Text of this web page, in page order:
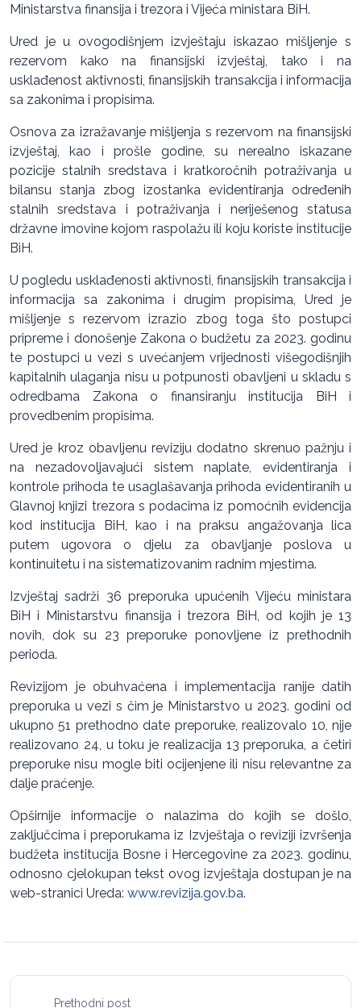
Ministarstva finansija i trezora i Vijeća ministara BiH.
Ured je u ovogodišnjem izvještaju iskazao mišljenje s
rezervom kako na finansijski izvještaj, tako i na
usklađenost aktivnosti, finansijskih transakcija i informacija
sa zakonima i propisima.
Osnova za izražavanje mišljenja s rezervom na finansijski
izvještaj, kao i prošle godine, su nerealno iskazane
pozicije stalnih sredstava i kratkoročnih potraživanja u
bilansu stanja zbog izostanka evidentiranja određenih
stalnih sredstava i potraživanja i neriješenog statusa
državne imovine kojom raspolažu ili koju koriste institucije
BiH.
U pogledu usklađenosti aktivnosti, finansijskih transakcija i
informacija sa zakonima i drugim propisima, Ured je
mišljenje s rezervom izrazio zbog toga što postupci
pripreme i donošenje Zakona o budžetu za 2023. godinu
te postupci u vezi s uvećanjem vrijednosti višegodišnjih
kapitalnih ulaganja nisu u potpunosti obavljeni u skladu s
odredbama Zakona o finansiranju institucija BiH i
provedbenim propisima.
Ured je kroz obavljenu reviziju dodatno skrenuo pažnju i
na nezadovoljavajući sistem naplate, evidentiranja i
kontrole prihoda te usaglašavanja prihoda evidentiranih u
Glavnoj knjizi trezora s podacima iz pomoćnih evidencija
kod institucija BiH, kao i na praksu angažovanja lica
putem ugovora o djelu za obavljanje poslova u
kontinuitetu i na sistematizovanim radnim mjestima.
Izvještaj sadrži 36 preporuka upućenih Vijeću ministara
BiH i Ministarstvu finansija i trezora BiH, od kojih je 13
novih, dok su 23 preporuke ponovljene iz prethodnih
perioda.
Revizijom je obuhvaćena i implementacija ranije datih
preporuka u vezi s čim je Ministarstvo u 2023. godini od
ukupno 51 prethodno date preporuke, realizovalo 10, nije
realizovano 24, u toku je realizacija 13 preporuka, a četiri
preporuke nisu mogle biti ocijenjene ili nisu relevantne za
dalje praćenje.
Opširnije informacije o nalazima do kojih se došlo,
zaključcima i preporukama iz Izvještaja o reviziji izvršenja
budžeta institucija Bosne i Hercegovine za 2023. godinu,
odnosno cjelokupan tekst ovog izvještaja dostupan je na
web-stranici Ureda: www.revizija.gov.ba.
Prethodni post